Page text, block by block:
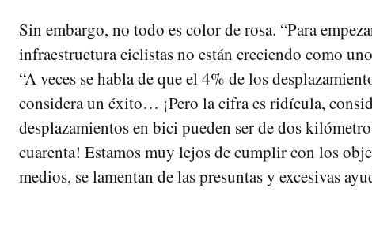
Sin embargo, no todo es color de rosa. “Para
infraestructura ciclistas no están creciendo como
“A veces se habla de que el 4% de los
considera un éxito… ¡Pero la cifra es ridícula,
desplazamientos en bici pueden ser de dos
cuarenta! Estamos muy lejos de cumplir con los
medios, se lamentan de las presuntas y excesivas